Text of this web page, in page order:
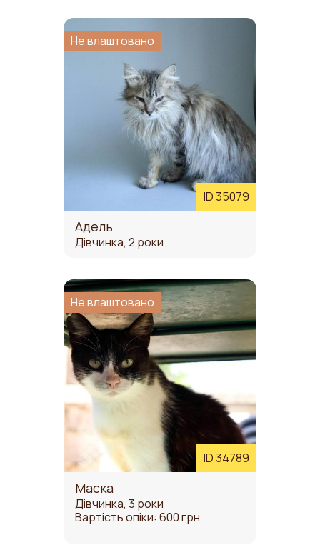
ID 35079
Не влаштовано
Адель
Дівчинка, 2 роки
ID 34789
Не влаштовано
Маска
Дівчинка, 3 роки
Вартість опіки: 600 грн
ЗАБЕРИ